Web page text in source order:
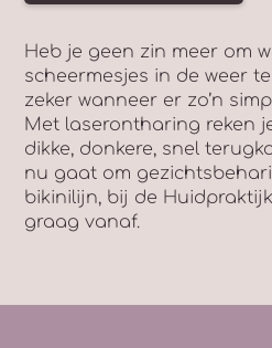
Heb je geen zin meer om
scheermesjes in de weer
zeker wanneer er zo’n
Met laserontharing reken
dikke, donkere, snel
nu gaat om
bikinilijn, bij de
graag vanaf.